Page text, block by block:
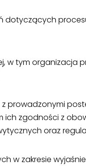
dotyczących
w tym organizacja
prowadzonymi
ich zgodności z
oraz
w zakresie